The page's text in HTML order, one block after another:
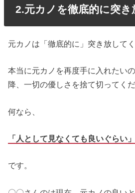
2.元カノを徹底的に突き
元カノは「徹底的に」突き放してく
本当に元カノを再度手に入れたい
降、一切の優しさを捨て切ってくだ
何なら、
「人として見なくても良いぐらい」
です。